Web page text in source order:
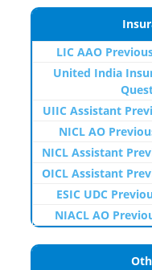
LIC AAO
United India
UIIC Assistant
NICL AO
NICL Assistant
OICL Assistant
ESIC UDC
NIACL AO